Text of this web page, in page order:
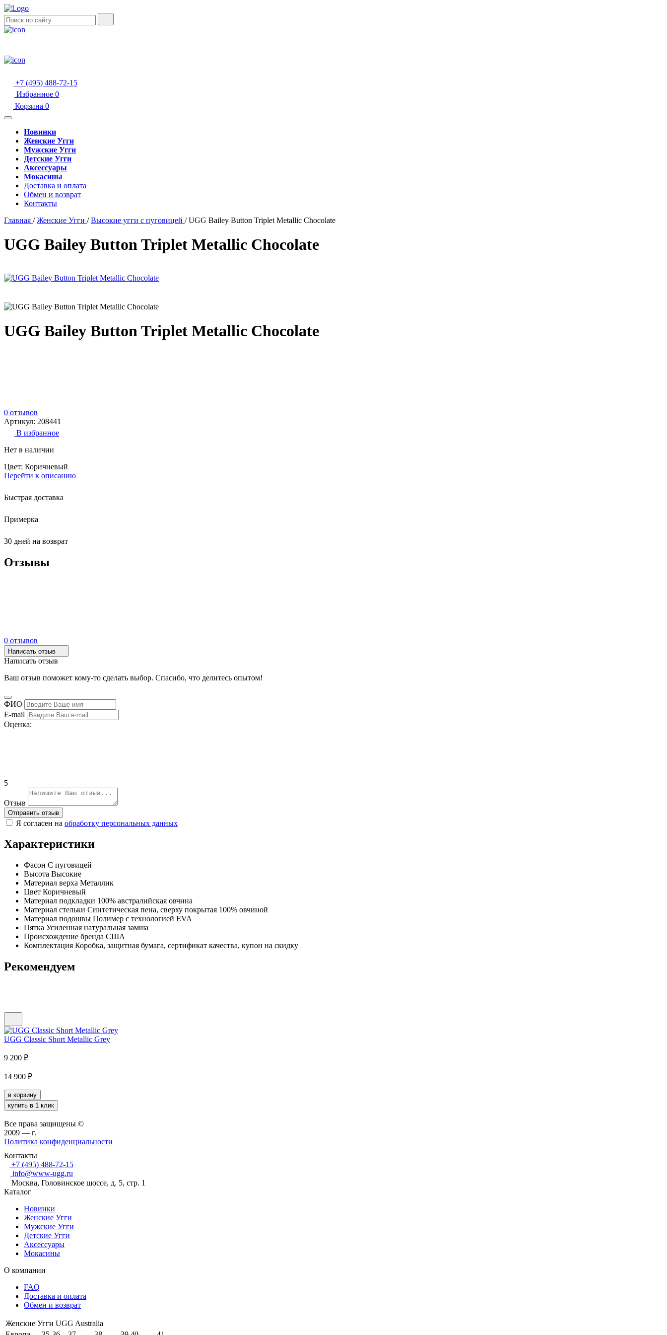
+7 (495) 488-72-15
Избранное 0
Корзина 0
Новинки
Женские Угги
Мужские Угги
Детские Угги
Аксессуары
Мокасины
Доставка и оплата
Обмен и возврат
Контакты
Главная / Женские Угги / Высокие угги с пуговицей / UGG Bailey Button Triplet Metallic Chocolate
UGG Bailey Button Triplet Metallic Chocolate
UGG Bailey Button Triplet Metallic Chocolate
0 отзывов
Артикул: 208441
В избранное
Нет в наличии
Цвет: Коричневый
Перейти к описанию
Быстрая доставка
Примерка
30 дней на возврат
Отзывы
0 отзывов
Написать отзыв
Написать отзыв
Ваш отзыв поможет кому-то сделать выбор. Спасибо, что делитесь опытом!
ФИО
E-mail
Оценка:
5
Отзыв
Отправить отзыв
Я согласен на обработку персональных данных
Характеристики
Фасон С пуговицей
Высота Высокие
Материал верха Металлик
Цвет Коричневый
Материал подкладки 100% австралийская овчина
Материал стельки Синтетическая пена, сверху покрытая 100% овчиной
Материал подошвы Полимер с технологией EVA
Пятка Усиленная натуральная замша
Происхождение бренда США
Комплектация Коробка, защитная бумага, сертификат качества, купон на скидку
Рекомендуем
UGG Classic Short Metallic Grey
9 200 ₽
14 900 ₽
в корзину
купить в 1 клик
Все права защищены ©
2009 — г.
Политика конфиденциальности
Контакты
+7 (495) 488-72-15
info@www-ugg.ru
Москва, Головинское шоссе, д. 5, стр. 1
Каталог
Новинки
Женские Угги
Мужские Угги
Детские Угги
Аксессуары
Мокасины
О компании
FAQ
Доставка и оплата
Обмен и возврат
Женские Угги UGG Australia